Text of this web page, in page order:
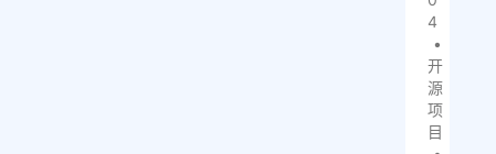
4
•
开
源
项
目